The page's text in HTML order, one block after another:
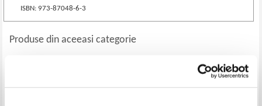
ISBN: 973-87048-6-3
Produse din aceeasi categorie
-40%